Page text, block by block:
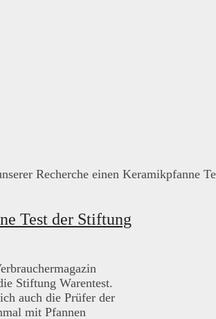
Recherche einen Keramikpfanne
Test der Stiftung
Stiftung Warentest.
auch die Prüfer der
mit Pfannen